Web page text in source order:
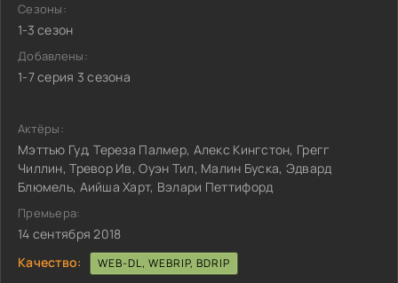
Сезоны:
1-3 сезон
Добавлены:
1-7 серия 3 сезона
Актёры:
Мэттью Гуд, Тереза Палмер, Алекс Кингстон, Грегг
Чиллин, Тревор Ив, Оуэн Тил, Малин Буска, Эдвард
Блюмель, Аийша Харт, Вэлари Петтифорд
Премьера:
14 сентября 2018
Качество:
WEB-DL, WEBRIP, BDRIP